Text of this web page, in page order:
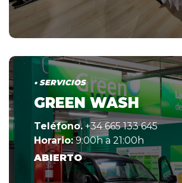
• SERVICIOS
GREEN WASH
Teléfono.+34 665 133 645
Horario:9:00h a 21:00h
ABIERTO